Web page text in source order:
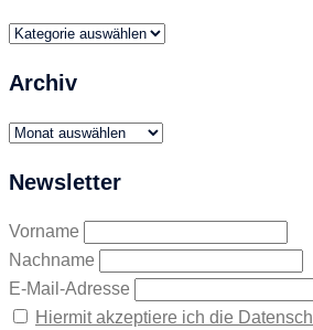
Themen
Archiv
Archiv
Newsletter
Vorname
Nachname
E-Mail-Adresse
Hiermit akzeptiere ich die